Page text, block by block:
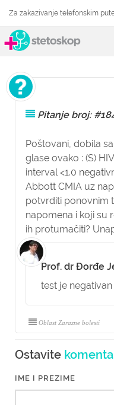
Za zakazivanje telefonskim
Pitanje broj:
Poštovani, dobila
glase ovako : (S)
interval <1.0
Abbott CMIA uz
potvrditi ponovnim
napomena i koji su
ih protumačiti?
Prof. dr Đorđe
test je negativan
Oblast Zarazne bolesti
Ostavite
IME I PREZIME